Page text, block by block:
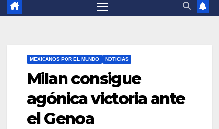
MEXICANOS POR EL MUNDO NOTICIAS
Milan consigue
agónica victoria ante
el Genoa